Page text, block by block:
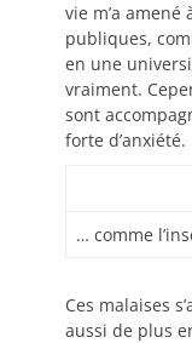
vie m’a
publiques,
en une
vraiment.
sont
forte d’anxiété.
… comme
Ces malaises
aussi de plus